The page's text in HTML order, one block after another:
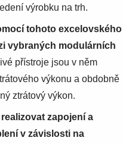
výrobku na trh.
tohoto excelovského
vybraných modulárních
přístroje jsou v něm
výkonu a obdobně
ztrátový výkon.
zapojení a
v závislosti na